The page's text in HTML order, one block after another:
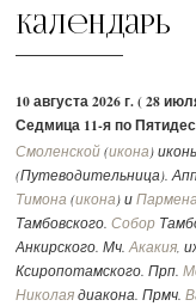
Календарь
10 августа 2026 г. ( 28
Седмица 11-я по
Смоленской (икона)
(Путеводительница).
Тимона (икона) иПармена
Тамбовского.Собор
Анкирского. Мч.Акакия,
Ксиропотамского. Прп.
Николая диакона. Прмч.